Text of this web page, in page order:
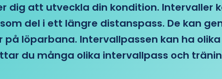
att utveckla din kondition. Intervaller
del i ett längre distanspass. De kan
löparbana. Intervallpassen kan ha
du många olika intervallpass och